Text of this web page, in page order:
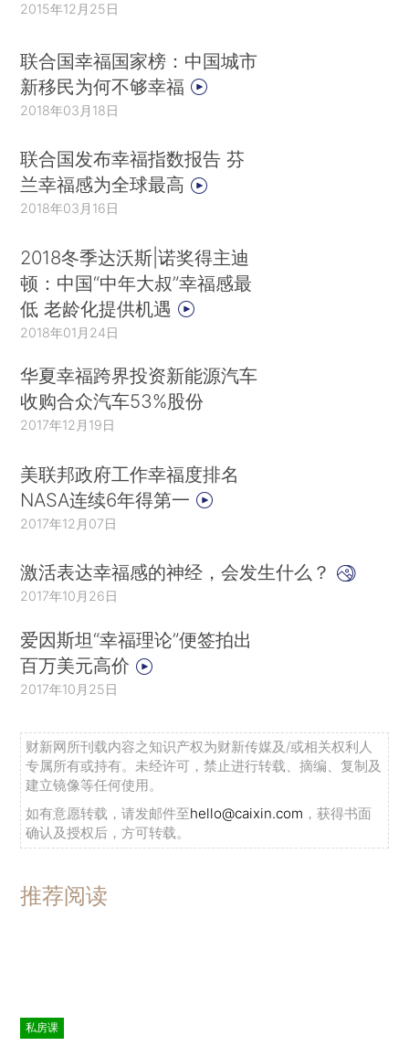
2015年12月25日
联合国幸福国家榜：中国城市
新移民为何不够幸福
2018年03月18日
联合国发布幸福指数报告 芬
兰幸福感为全球最高
2018年03月16日
2018冬季达沃斯|诺奖得主迪
顿：中国“中年大叔”幸福感最
低 老龄化提供机遇
2018年01月24日
华夏幸福跨界投资新能源汽车
收购合众汽车53%股份
2017年12月19日
美联邦政府工作幸福度排名
NASA连续6年得第一
2017年12月07日
激活表达幸福感的神经，会发生什么？
2017年10月26日
爱因斯坦“幸福理论”便签拍出
百万美元高价
2017年10月25日
财新网所刊载内容之知识产权为财新传媒及/或相关权利人
专属所有或持有。未经许可，禁止进行转载、摘编、复制及
建立镜像等任何使用。
如有意愿转载，请发邮件至hello@caixin.com ，获得书面
确认及授权后，方可转载。
推荐阅读
私房课